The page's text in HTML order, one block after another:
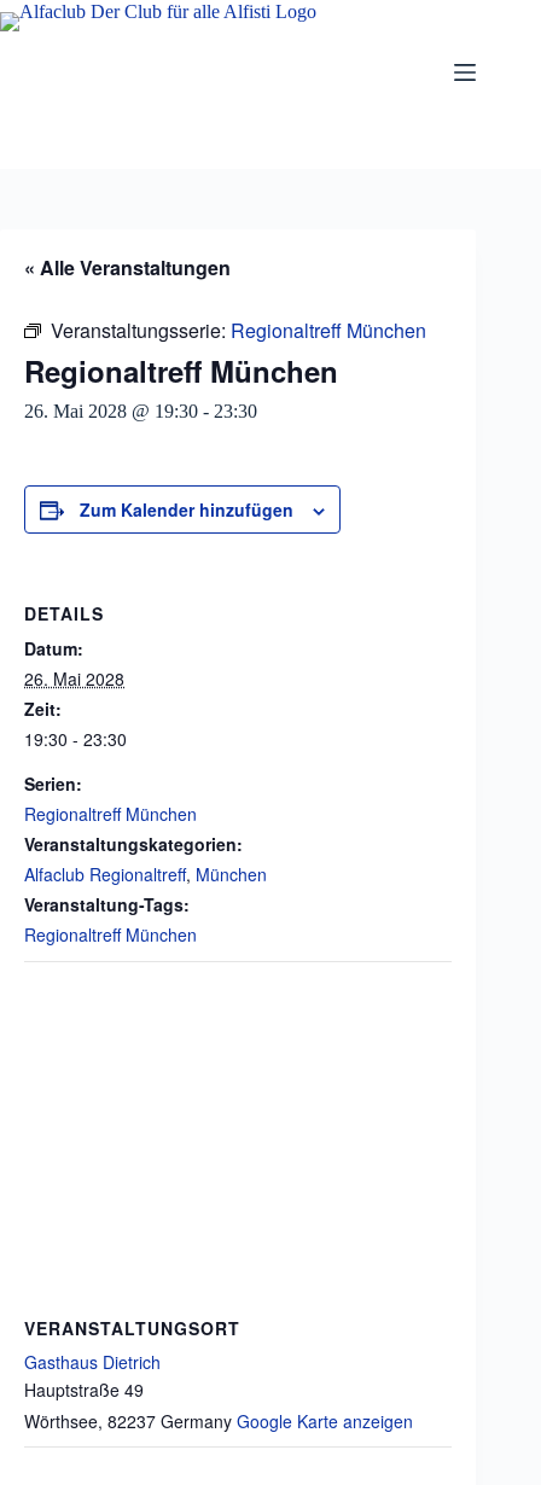
Zum
Inhalt
« Alle Veranstaltungen
Veranstaltungsserie: Regionaltreff München
Regionaltreff München
26. Mai 2028 @ 19:30 - 23:30
Zum Kalender hinzufügen
DETAILS
Datum:
26. Mai 2028
Zeit:
19:30 - 23:30
Serien:
Regionaltreff München
Veranstaltungskategorien:
Alfaclub Regionaltreff, München
Veranstaltung-Tags:
Regionaltreff München
VERANSTALTUNGSORT
Gasthaus Dietrich
Hauptstraße 49
Wörthsee, 82237 Germany Google Karte anzeigen